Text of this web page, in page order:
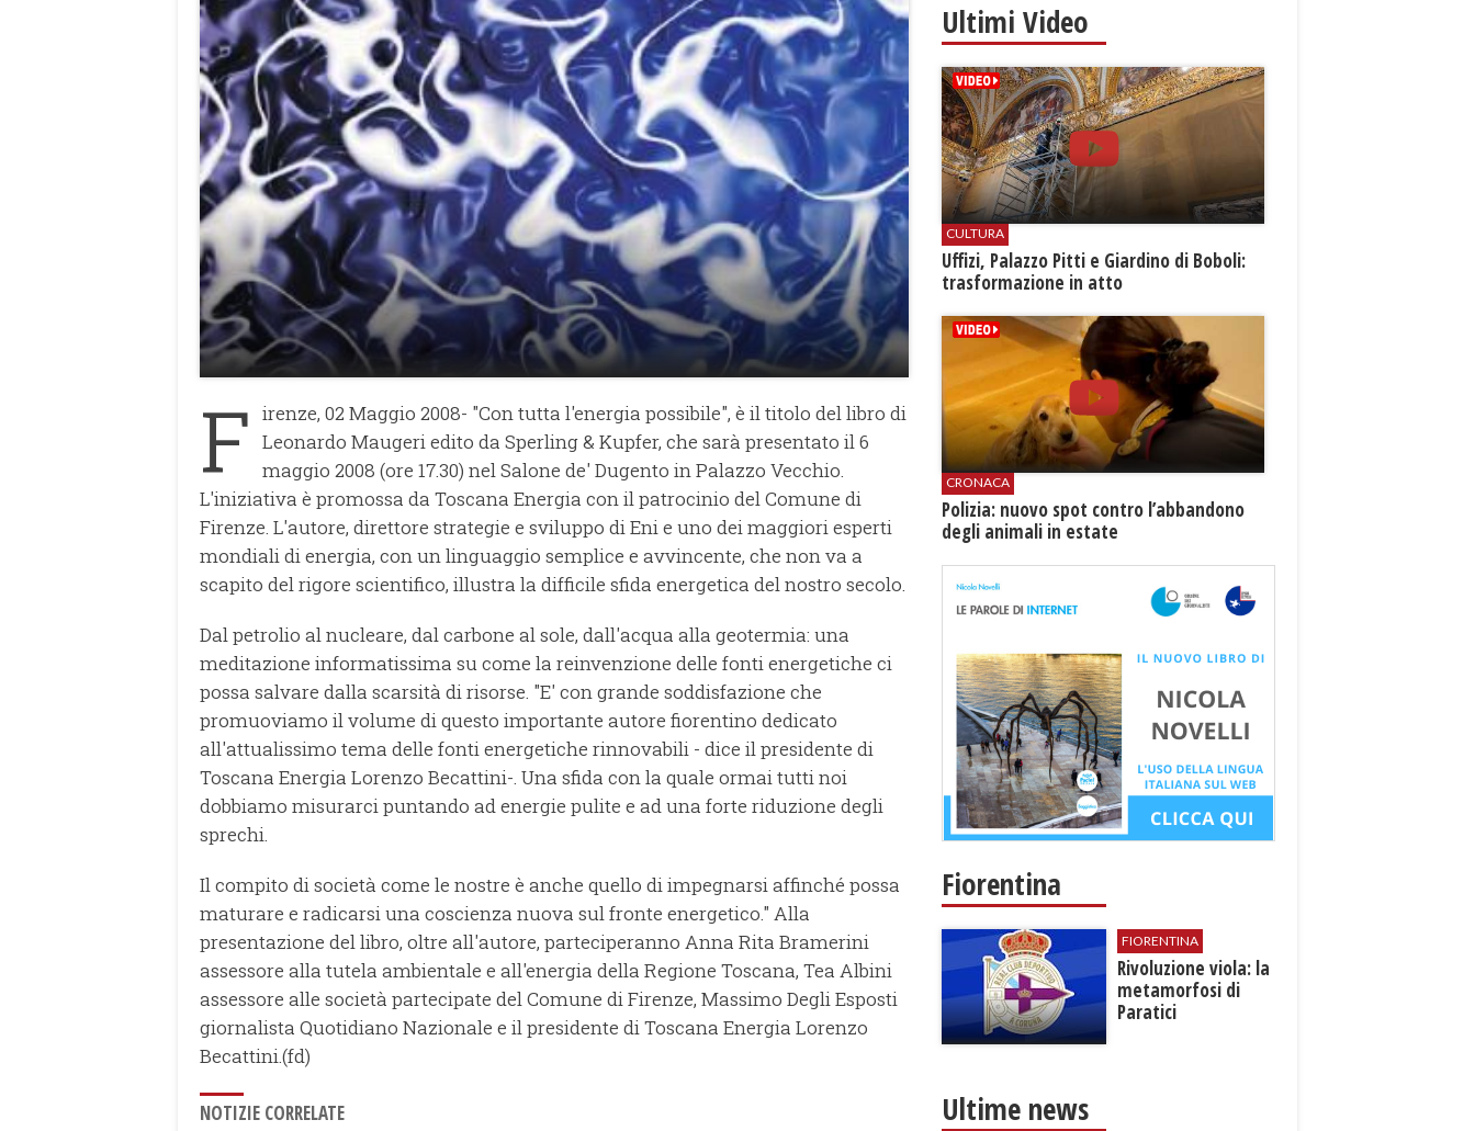
F irenze, 02 Maggio 2008- "Con tutta l'energia possibile", è il titolo del libro di
Leonardo Maugeri edito da Sperling & Kupfer, che sarà presentato il 6
maggio 2008 (ore 17.30) nel Salone de' Dugento in Palazzo Vecchio.
L'iniziativa è promossa da Toscana Energia con il patrocinio del Comune di
Firenze. L'autore, direttore strategie e sviluppo di Eni e uno dei maggiori esperti
mondiali di energia, con un linguaggio semplice e avvincente, che non va a
scapito del rigore scientifico, illustra la difficile sfida energetica del nostro secolo.
Dal petrolio al nucleare, dal carbone al sole, dall'acqua alla geotermia: una
meditazione informatissima su come la reinvenzione delle fonti energetiche ci
possa salvare dalla scarsità di risorse. "E' con grande soddisfazione che
promuoviamo il volume di questo importante autore fiorentino dedicato
all'attualissimo tema delle fonti energetiche rinnovabili - dice il presidente di
Toscana Energia Lorenzo Becattini-. Una sfida con la quale ormai tutti noi
dobbiamo misurarci puntando ad energie pulite e ad una forte riduzione degli
sprechi.
Il compito di società come le nostre è anche quello di impegnarsi affinché possa
maturare e radicarsi una coscienza nuova sul fronte energetico." Alla
presentazione del libro, oltre all'autore, parteciperanno Anna Rita Bramerini
assessore alla tutela ambientale e all'energia della Regione Toscana, Tea Albini
assessore alle società partecipate del Comune di Firenze, Massimo Degli Esposti
giornalista Quotidiano Nazionale e il presidente di Toscana Energia Lorenzo
Becattini.(fd)
NOTIZIE CORRELATE
Ultimi Video
CULTURA
Uffizi, Palazzo Pitti e Giardino di Boboli:
trasformazione in atto
CRONACA
Polizia: nuovo spot contro l’abbandono
degli animali in estate
Fiorentina
FIORENTINA
​Rivoluzione viola: la
metamorfosi di
Paratici
Ultime news